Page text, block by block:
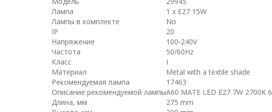
Лампа
1 x E27 15W
Лампы в комплекте
No
IP
20
Напряжение
100-240V
Частота
50/60Hz
Класс
I
Материал
Metal with a textile shade
Рекомендуемая лампа
17463
Описание рекомендуемой лампыA60 MATE LED E27 7W 2700K
Длина, мм
275 mm